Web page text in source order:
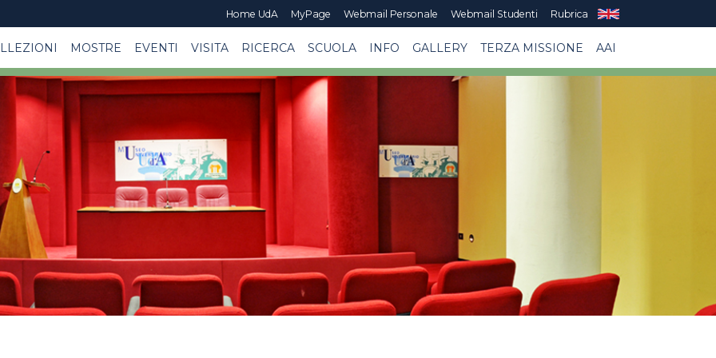
Home UdA MyPage Webmail Personale Webmail Studenti Rubrica
MOSTRE EVENTI VISITA RICERCA SCUOLA INFO GALLERY TERZA MISSIONE AAI